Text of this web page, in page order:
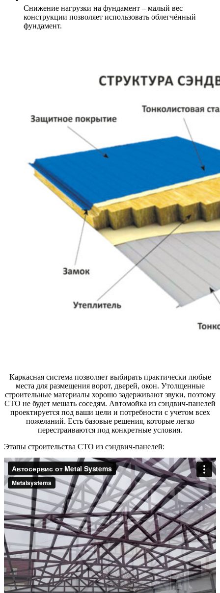
Снижение нагрузки на фундамент – малый вес
конструкции позволяет использовать облегчённый
фундамент.
Каркасная система позволяет выбирать практически любые
места для размещения ворот, дверей, окон. Утолщенные
строительные материалы хорошо задерживают звуки, поэтому
СТО не будет мешать соседям. Автомойка из сэндвич-панелей
проектируется под ваши цели и потребности с учетом всех
пожеланий. Есть базовые решения, которые легко
перестраиваются под конкретные условия.
Этапы строительства СТО из сэндвич-панелей: